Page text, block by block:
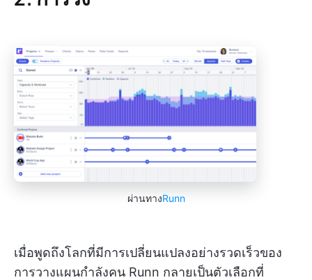
ผ่านทางRunn
เมื่อพูดถึงโลกที่มีการเปลี่ยนแปลงอย่างรวดเร็วของ
การวางแผนกำลังคน Runn กลายเป็นตัวเลือกที่